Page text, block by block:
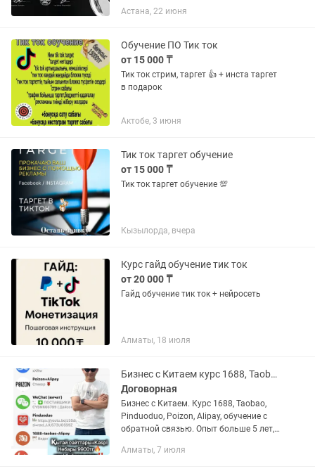
стримде кунделікті 150-1млнға деиін
Астана, 22 июня
Обучение ПО Тик ток
от 15 000 ₸
Тик ток стрим, таргет 👍 + инста таргет
в подарок
Актобе, 3 июня
Тик ток таргет обучение
от 15 000 ₸
Тик ток таргет обучение 💯
Кызылорда, вчера
Курс гайд обучение тик ток
от 20 000 ₸
Гайд обучение тик ток + нейросеть
Алматы, 18 июля
Бизнес с Китаем курс 1688, Taobao, Pinduoduo, Poizon, Alipay, обучение
Договорная
Бизнес с Китаем. Курс 1688, Taobao,
Pinduoduo, Poizon, Alipay, обучение с
обратной связью. Опыт больше 5 лет,
сопровождения Также курс по Kaspi в
Алматы, 7 июля